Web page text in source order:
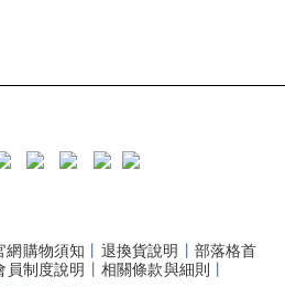
網購物須知 丨 退換貨說明 丨 部落格首
員制度說明 丨 相關條款與細則 丨